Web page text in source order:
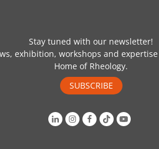
Stay tuned with our newsletter!
exhibition, workshops and
Home of Rheology.
SUBSCRIBE